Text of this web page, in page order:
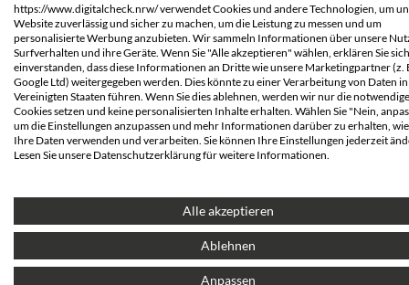
betrachten und sich eine
viele unwissenschaftliche
Falschnachrichten, die
einzudämmen, ist nicht nur
angefangen bei jeder
Herausforderungen gehen
sind außerdem
Der #DigitalCheckNRW (
der alle ihre
bei Fragen an, wie: Wie
Medienlandschaft am Ball
https://www.digitalcheck.nrw/ verwendet Cookies und andere Technologien, um
Website zuverlässig und sicher zu machen, um die Leistung zu messen und um
personalisierte Werbung anzubieten. Wir sammeln Informationen über unsere
Surfverhalten und ihre Geräte. Wenn Sie "Alle akzeptieren" wählen, erklären Sie
einverstanden, dass diese Informationen an Dritte wie unsere Marketingpartner (z.
Google Ltd) weitergegeben werden. Dies könnte zu einer Verarbeitung von Daten
Vereinigten Staaten führen. Wenn Sie dies ablehnen, werden wir nur die
Cookies setzen und keine personalisierten Inhalte erhalten. Wählen Sie "Nein,
um die Einstellungen anzupassen und mehr Informationen darüber zu erhalten,
Ihre Daten verwenden und verarbeiten. Sie können Ihre Einstellungen jederzeit
Lesen Sie unsere Datenschutzerklärung für weitere Informationen.
Alle akzeptieren
Ablehnen
Anpassen